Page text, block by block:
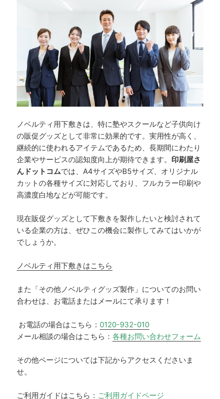
ノベルティ用下敷きは、特に塾やスクールなど子供向け
の販促グッズとして非常に効果的です。実用性が高く、
継続的に使われるアイテムであるため、長期間にわたり
企業やサービスの認知度向上が期待できます。 印刷屋さ
んドットコムでは、A4サイズやB5サイズ、オリジナル
カットの各種サイズに対応しており、フルカラー印刷や
高濃度白地などが可能です。
現在販促グッズとして下敷きを製作したいと検討されて
いる企業の方は、ぜひこの機会に製作してみてはいかが
でしょうか。
ノベルティ用下敷きはこちら
また「その他ノベルティグッズ製作」についてのお問い
合わせは、お電話またはメールにて承ります！
お電話の場合はこちら： 0120-932-010
メール相談の場合はこちら：各種お問い合わせフォーム
その他ページについては下記からアクセスくださいま
せ。
ご利用ガイドはこちら： ご利用ガイドページ